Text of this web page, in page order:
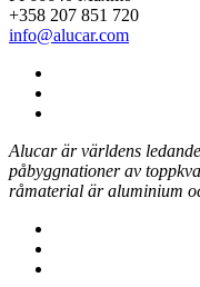
+358 207 851 720
info@alucar.com
Alucar är världens
påbyggnationer av
råmaterial är aluminium